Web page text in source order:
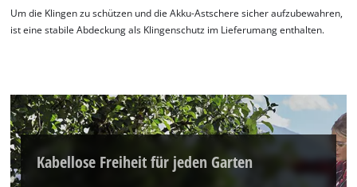
Um die Klingen zu schützen und die Akku-Astschere sicher aufzubewahren,
ist eine stabile Abdeckung als Klingenschutz im Lieferumang enthalten.
Kabellose Freiheit für jeden Garten